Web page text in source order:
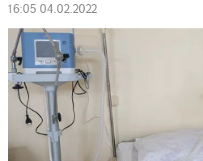
16:05 04.02.2022